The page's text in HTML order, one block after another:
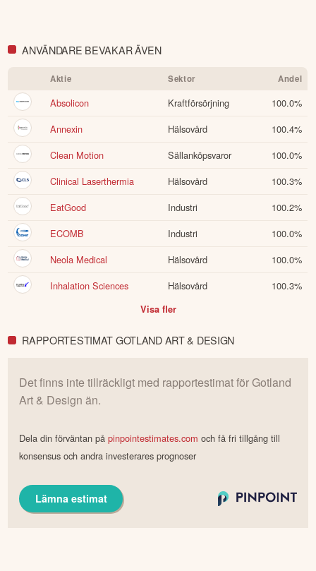
ANVÄNDARE BEVAKAR ÄVEN
Aktie Sektor Andel
Absolicon Kraftförsörjning 100.0%
Annexin
Hälsovård 100.4%
Clean Motion
Sällanköpsvaror 100.0%
Clinical Laserthermia
Hälsovård 100.3%
EatGood
Industri 100.2%
ECOMB
Industri 100.0%
Neola Medical
Hälsovård 100.0%
Inhalation Sciences
Hälsovård 100.3%
Visa fler
RAPPORTESTIMAT GOTLAND ART & DESIGN
Det finns inte tillräckligt med rapportestimat förGotland
Art & Design än.
Dela din förväntan påpinpointestimates.com och få fri tillgång till
konsensus och andra investerares prognoser
Lämna estimat